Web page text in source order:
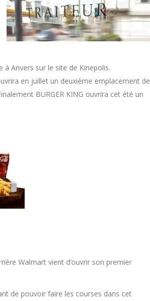
à Anvers sur le site de Kinepolis.
en juillet un deuxième emplacement de
BURGER KING ouvrira cet été un
Walmart vient d’ouvrir son premier
de pouvoir faire les courses dans cet